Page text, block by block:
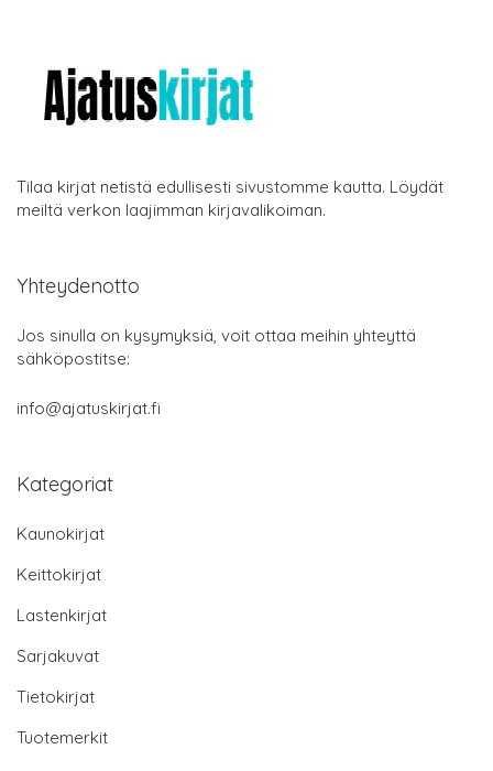
Tilaa kirjat netistä edullisesti sivustomme kautta. Löydät
meiltä verkon laajimman kirjavalikoiman.
Yhteydenotto
Jos sinulla on kysymyksiä, voit ottaa meihin yhteyttä
sähköpostitse:
info@ajatuskirjat.fi
Kategoriat
Kaunokirjat
Keittokirjat
Lastenkirjat
Sarjakuvat
Tietokirjat
Tuotemerkit